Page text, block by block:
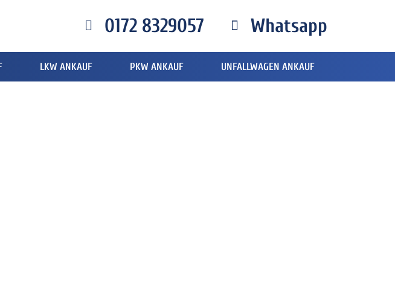
0172 8329057 Whatsapp
LKW ANKAUF PKW ANKAUF UNFALLWAGEN ANKAUF